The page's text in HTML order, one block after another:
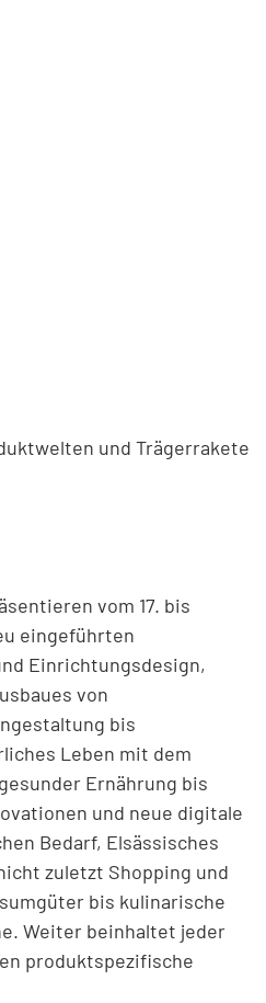
und Trägerrakete
vom 17. bis
eingeführten
Einrichtungsdesign,
von
bis
Leben mit dem
Ernährung bis
und neue digitale
Bedarf, Elsässisches
zuletzt Shopping und
bis kulinarische
Weiter beinhaltet jeder
produktspezifische